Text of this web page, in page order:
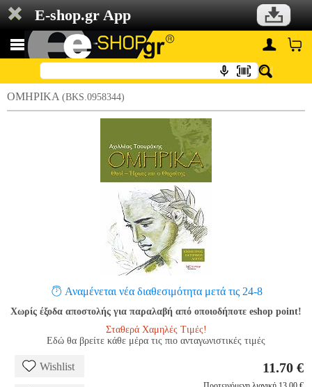
E-shop.gr App
ΟΜΗΡΙΚΑ (BKS.0958344)
Αναμένεται νέα διαθεσιμότητα μετά τις 24-8
Χωρίς έξοδα αποστολής για παραλαβή από οποιοδήποτε eshop point!
Σταθερά Χαμηλές Τιμές!
Εδώ θα βρείτε κάθε μέρα τις πιο ανταγωνιστικές τιμές
Wishlist 11.70 €